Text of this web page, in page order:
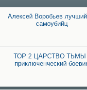
Алексей Воробьев
самоубийц
ТОР 2 ЦАРСТВО ТЬМЫ
приключенческий